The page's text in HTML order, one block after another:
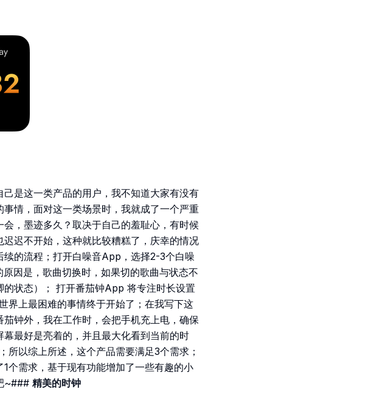
是这一类产品的用户，我不知道大家有没有
情，面对这一类场景时，我就成了一个严重
，墨迹多久？取决于自己的羞耻心，有时候
迟不开始，这种就比较糟糕了，庆幸的情况
的流程；打开白噪音App，选择2-3个白噪
因是，歌曲切换时，如果切的歌曲与状态不
状态）； 打开番茄钟App 将专注时长设置
界上最困难的事情终于开始了；在我写下这
钟外，我在工作时，会把手机充上电，确保
最好是亮着的，并且最大化看到当前的时
所以综上所述，这个产品需要满足3个需求；
个需求，基于现有功能增加了一些有趣的小
~### 精美的时钟